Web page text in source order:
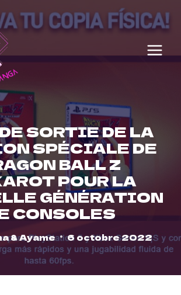
SORTIE DE LA
SPÉCIALE DE
BALL Z
POUR LA
GÉNÉRATION
CONSOLES
& Ayame 6 octobre 2022